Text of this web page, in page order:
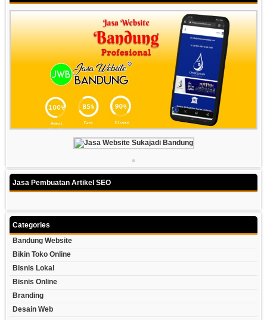
Jasa Pembuatan Artikel SEO
Categories
Bandung Website
Bikin Toko Online
Bisnis Lokal
Bisnis Online
Branding
Desain Web